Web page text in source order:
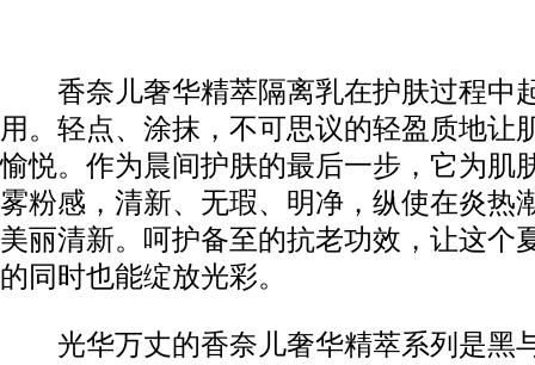
香奈儿奢华精萃隔离乳在护肤过程中
用。轻点、涂抹，不可思议的轻盈质地让
愉悦。作为晨间护肤的最后一步，它为肌
雾粉感，清新、无瑕、明净，纵使在炎热
美丽清新。呵护备至的抗老功效，让这个
的同时也能绽放光彩。
光华万丈的香奈儿奢华精萃系列是黑